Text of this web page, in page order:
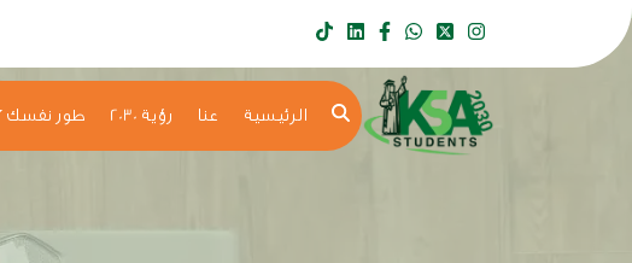
الرئيسية عنا رؤية 2030 طور نفسك